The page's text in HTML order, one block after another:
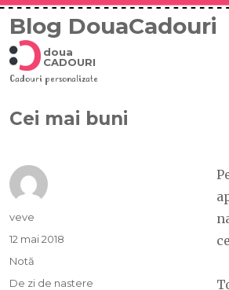
Blog DouaCadouri
doua
CADOURI
Cadouri personalizate
Cei mai buni
Autor
veve
Publicat
pe
12 mai 2018
Format
Notă
Categorii
De zi de nastere